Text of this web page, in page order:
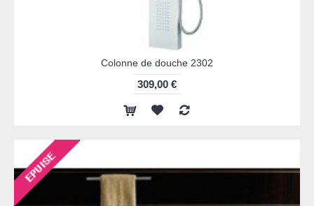
Colonne de douche 2302
309,00 €